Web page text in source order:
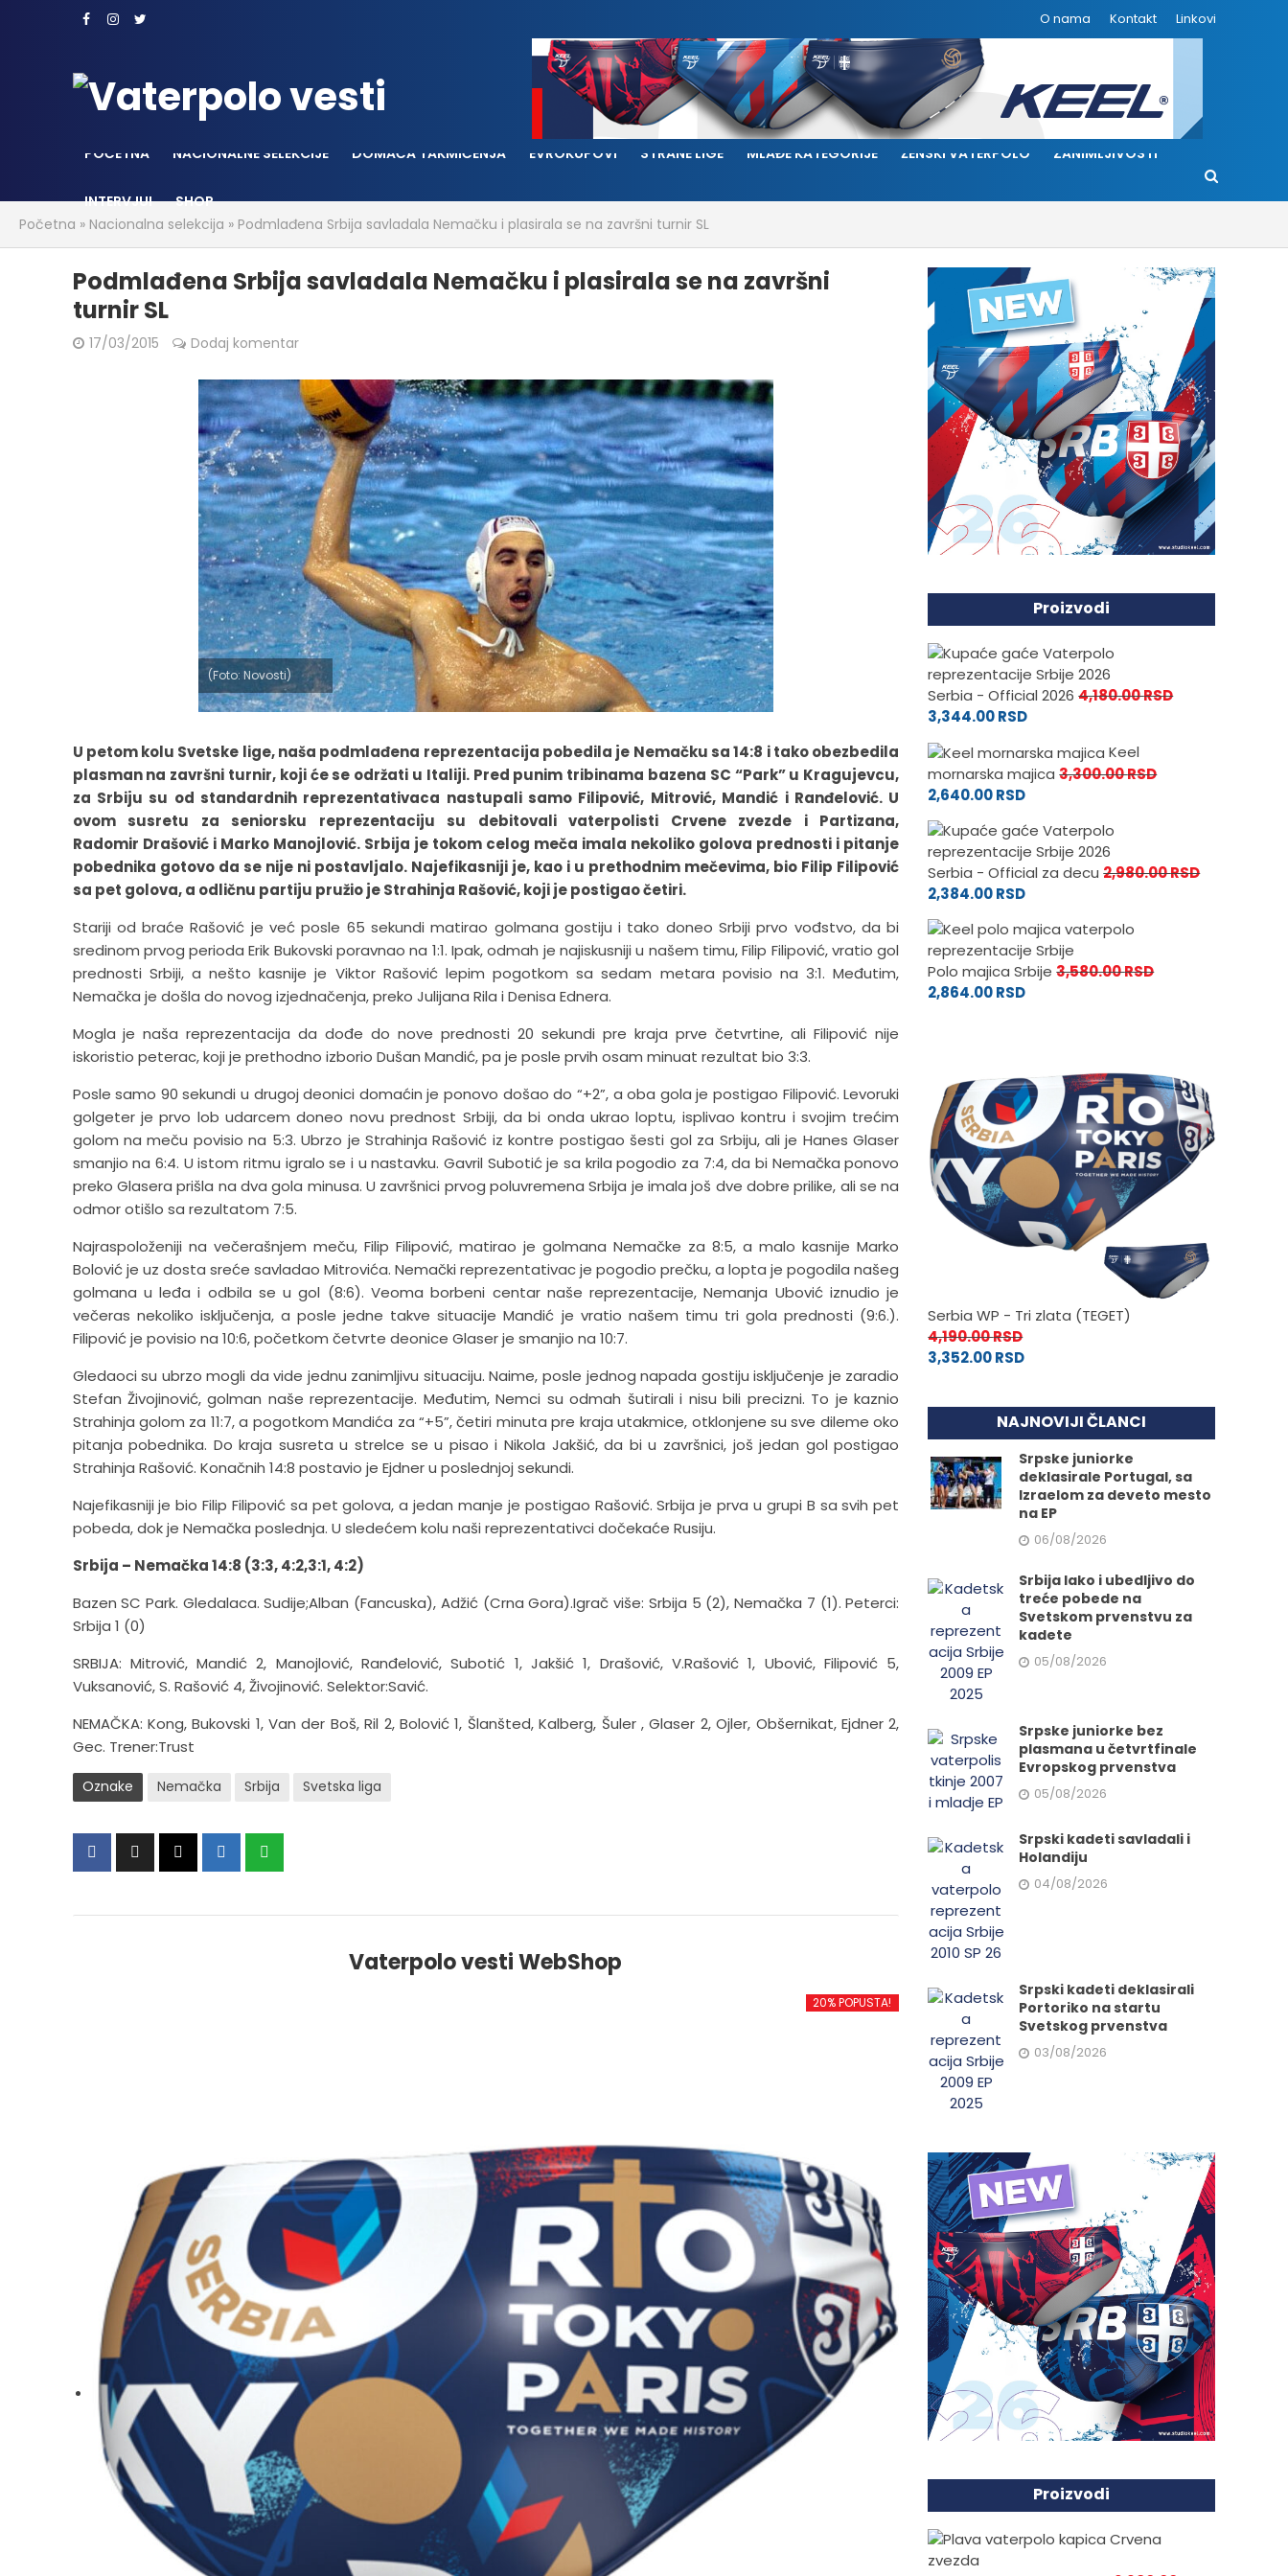
O nama Kontakt Linkovi
POČETNA NACIONALNE SELEKCIJE DOMAĆA TAKMIČENJA EVROKUPOVI STRANE LIGE MLAĐE KATEGORIJE ŽENSKI VATERPOLO ZANIMLJIVOSTI
INTERVJUI
SHOP
Početna » Nacionalna selekcija » Podmlađena Srbija savladala Nemačku i plasirala se na završni turnir SL
Podmlađena Srbija savladala Nemačku i plasirala se na završni
turnir SL
17/03/2015 Dodaj komentar
(Foto: Novosti)
U petom kolu Svetske lige, naša podmlađena reprezentacija pobedila je Nemačku sa 14:8 i tako obezbedila
plasman na završni turnir, koji će se održati u Italiji. Pred punim tribinama bazena SC “Park” u Kragujevcu,
za Srbiju su od standardnih reprezentativaca nastupali samo Filipović, Mitrović, Mandić i Ranđelović. U
ovom susretu za seniorsku reprezentaciju su debitovali vaterpolisti Crvene zvezde i Partizana,
Radomir Drašović i Marko Manojlović. Srbija je tokom celog meča imala nekoliko golova prednosti i pitanje
pobednika gotovo da se nije ni postavljalo. Najefikasniji je, kao i u prethodnim mečevima, bio Filip Filipović
sa pet golova, a odličnu partiju pružio je Strahinja Rašović, koji je postigao četiri.
Stariji od braće Rašović je već posle 65 sekundi matirao golmana gostiju i tako doneo Srbiji prvo vođstvo, da bi
sredinom prvog perioda Erik Bukovski poravnao na 1:1. Ipak, odmah je najiskusniji u našem timu, Filip Filipović, vratio gol
prednosti Srbiji, a nešto kasnije je Viktor Rašović lepim pogotkom sa sedam metara povisio na 3:1. Međutim,
Nemačka je došla do novog izjednačenja, preko Julijana Rila i Denisa Ednera.
Mogla je naša reprezentacija da dođe do nove prednosti 20 sekundi pre kraja prve četvrtine, ali Filipović nije
iskoristio peterac, koji je prethodno izborio Dušan Mandić, pa je posle prvih osam minuat rezultat bio 3:3.
Posle samo 90 sekundi u drugoj deonici domaćin je ponovo došao do “+2”, a oba gola je postigao Filipović. Levoruki
golgeter je prvo lob udarcem doneo novu prednost Srbiji, da bi onda ukrao loptu, isplivao kontru i svojim trećim
golom na meču povisio na 5:3. Ubrzo je Strahinja Rašović iz kontre postigao šesti gol za Srbiju, ali je Hanes Glaser
smanjio na 6:4. U istom ritmu igralo se i u nastavku. Gavril Subotić je sa krila pogodio za 7:4, da bi Nemačka ponovo
preko Glasera prišla na dva gola minusa. U završnici prvog poluvremena Srbija je imala još dve dobre prilike, ali se na
odmor otišlo sa rezultatom 7:5.
Najraspoloženiji na večerašnjem meču, Filip Filipović, matirao je golmana Nemačke za 8:5, a malo kasnije Marko
Bolović je uz dosta sreće savladao Mitrovića. Nemački reprezentativac je pogodio prečku, a lopta je pogodila našeg
golmana u leđa i odbila se u gol (8:6). Veoma borbeni centar naše reprezentacije, Nemanja Ubović iznudio je
večeras nekoliko isključenja, a posle jedne takve situacije Mandić je vratio našem timu tri gola prednosti (9:6.).
Filipović je povisio na 10:6, početkom četvrte deonice Glaser je smanjio na 10:7.
Gledaoci su ubrzo mogli da vide jednu zanimljivu situaciju. Naime, posle jednog napada gostiju isključenje je zaradio
Stefan Živojinović, golman naše reprezentacije. Međutim, Nemci su odmah šutirali i nisu bili precizni. To je kaznio
Strahinja golom za 11:7, a pogotkom Mandića za “+5”, četiri minuta pre kraja utakmice, otklonjene su sve dileme oko
pitanja pobednika. Do kraja susreta u strelce se u pisao i Nikola Jakšić, da bi u završnici, još jedan gol postigao
Strahinja Rašović. Konačnih 14:8 postavio je Ejdner u poslednjoj sekundi.
Najefikasniji je bio Filip Filipović sa pet golova, a jedan manje je postigao Rašović. Srbija je prva u grupi B sa svih pet
pobeda, dok je Nemačka poslednja. U sledećem kolu naši reprezentativci dočekaće Rusiju.
Srbija – Nemačka 14:8 (3:3, 4:2,3:1, 4:2)
Bazen SC Park. Gledalaca. Sudije;Alban (Fancuska), Adžić (Crna Gora).Igrač više: Srbija 5 (2), Nemačka 7 (1). Peterci:
Srbija 1 (0)
SRBIJA: Mitrović, Mandić 2, Manojlović, Ranđelović, Subotić 1, Jakšić 1, Drašović, V.Rašović 1, Ubović, Filipović 5,
Vuksanović, S. Rašović 4, Živojinović. Selektor:Savić.
NEMAČKA: Kong, Bukovski 1, Van der Boš, Ril 2, Bolović 1, Šlanšted, Kalberg, Šuler , Glaser 2, Ojler, Obšernikat, Ejdner 2,
Gec. Trener:Trust
Oznake Nemačka Srbija Svetska liga
Vaterpolo vesti WebShop
20% POPUSTA!
Proizvodi
Serbia - Official 2026 4,180.00RSD
3,344.00RSD
Keel
mornarska majica 3,300.00RSD
2,640.00RSD
Serbia - Official za decu 2,980.00RSD
2,384.00RSD
Polo majica Srbije 3,580.00RSD
2,864.00RSD
Serbia WP - Tri zlata (TEGET)
4,190.00RSD
3,352.00RSD
NAJNOVIJI ČLANCI
Srpske juniorke
deklasirale Portugal, sa
Izraelom za deveto mesto
na EP
06/08/2026
Srbija lako i ubedljivo do
treće pobede na
Svetskom prvenstvu za
kadete
05/08/2026
Srpske juniorke bez
plasmana u četvrtfinale
Evropskog prvenstva
05/08/2026
Srpski kadeti savladali i
Holandiju
04/08/2026
Srpski kadeti deklasirali
Portoriko na startu
Svetskog prvenstva
03/08/2026
Proizvodi